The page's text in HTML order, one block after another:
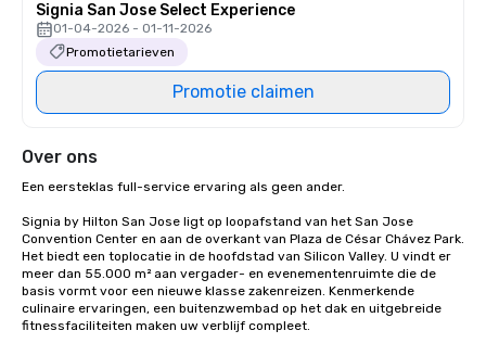
Signia San Jose Select Experience
01-04-2026 - 01-11-2026
Promotietarieven
Promotie claimen
Over ons
Een eersteklas full-service ervaring als geen ander.
Signia by Hilton San Jose ligt op loopafstand van het San Jose
Convention Center en aan de overkant van Plaza de César Chávez Park.
Het biedt een toplocatie in de hoofdstad van Silicon Valley. U vindt er
meer dan 55.000 m² aan vergader- en evenementenruimte die de
basis vormt voor een nieuwe klasse zakenreizen. Kenmerkende
culinaire ervaringen, een buitenzwembad op het dak en uitgebreide
fitnessfaciliteiten maken uw verblijf compleet.